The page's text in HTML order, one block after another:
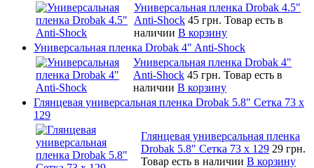
Универсальная пленка Drobak 4.5"
Anti-Shock 45 грн. Товар есть в
наличии В корзину
Универсальная пленка Drobak 4" Anti-Shock
Универсальная пленка Drobak 4"
Anti-Shock 45 грн. Товар есть в
наличии В корзину
Глянцевая универсальная пленка Drobak 5.8" Сетка 73 x
129
Глянцевая универсальная пленка
Drobak 5.8" Сетка 73 x 129 29 грн.
Товар есть в наличии В корзину